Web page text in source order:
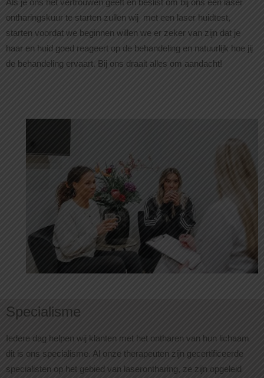
Als je ons het vertrouwen geeft en beslist om bij ons een laser
ontharingskuur te starten zullen wij met een laser huidtest,
starten voordat we beginnen willen we er zeker van zijn dat je
haar en huid goed reageert op de behandeling en natuurlijk hoe jij
de behandeling ervaart. Bij ons draait alles om aandacht!
Specialisme
Iedere dag helpen wij klanten met het ontharen van hun lichaam
dit is ons specialisme. Al onze therapeuten zijn gecertificeerde
specialisten op het gebied van laserontharing, ze zijn opgeleid